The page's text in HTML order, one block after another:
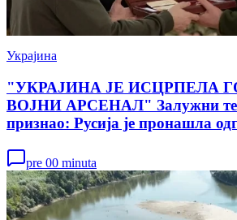
Украјина
"УКРАЈИНА ЈЕ ИСЦРПЕЛА
ВОЈНИ АРСЕНАЛ" Залужни
признао: Русија је пронашла
pre 00 minuta